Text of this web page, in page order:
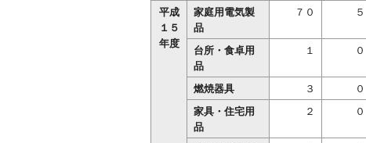
平成
１５
年度
家庭用電気製
品
７０ ５
台所・食卓用
品
１ ０
燃焼器具 ３ ０
家具・住宅用
品
２ ０